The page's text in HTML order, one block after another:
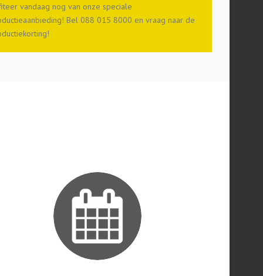
vandaag nog van onze speciale
Bel 088 015 8000 en vraag naar de